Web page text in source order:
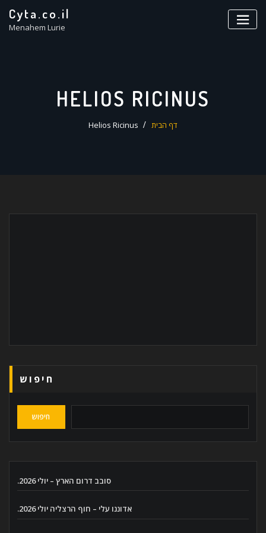
Cyta.co.il
Menahem Lurie
HELIOS RICINUS
דף הבית Helios Ricinus
חיפוש
חיפוש
סובב דרום הארץ – יולי 2026.
אדוננו עלי – חוף הרצליה יולי 2026.